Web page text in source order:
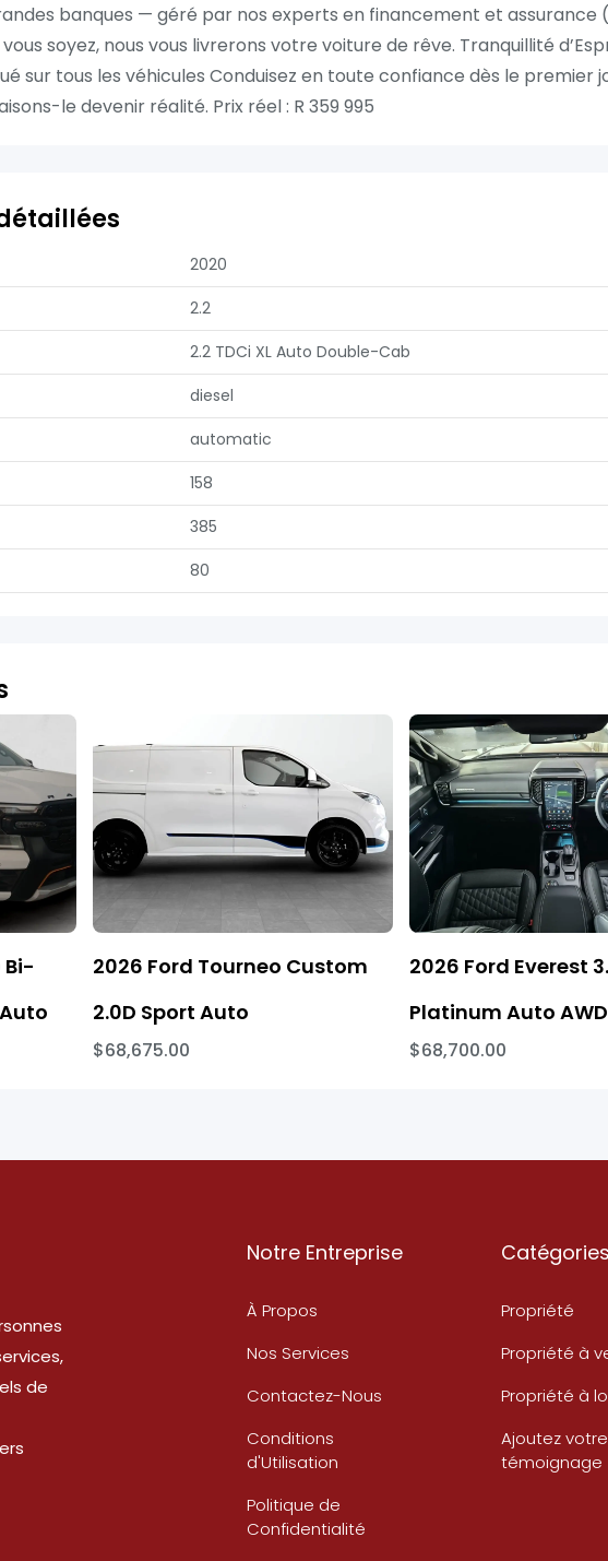
banques — géré par nos experts en financement et assurance
soyez, nous vous livrerons votre voiture de rêve. Tranquillité
sur tous les véhicules Conduisez en toute confiance dès le premier
le devenir réalité. Prix réel : R 359 995
2020
2.2
2.2 TDCi XL Auto Double-Cab
diesel
automatic
158
385
80
Bi-
2026 Ford Tourneo Custom
2.0D Sport Auto
$68,675.00
2026 Ford Everest
Platinum Auto AWD
$68,700.00
de
Notre Entreprise
À Propos
Nos Services
Contactez-Nous
Conditions
d'Utilisation
Politique de
Confidentialité
Catégories
Propriété
Propriété à
Propriété à
Ajoutez votre
témoignage